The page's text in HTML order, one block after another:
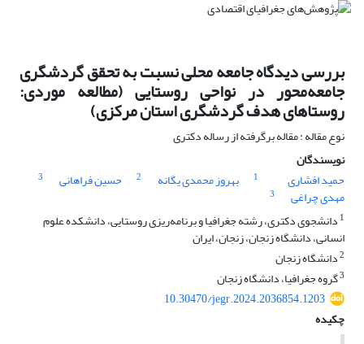
بررسی دیدگاه جامعه محلی نسبت به تحقق گردشگری
جامعه‌محور در نواحی روستایی (مطالعه موردی:
روستاهای هدف گردشگری استان مرکزی)
نوع مقاله : مقاله برگرفته از رساله دکتری
نویسندگان
حمید افشاری
1 بهروز محمدی یگانه 2 حسین فراهانی 3
مهدی چراغی
3
1 دانشجوی دکتری، رشته جغرافیا و برنامه‌ریزی روستایی، دانشکده علوم
انسانی، دانشگاه زنجان، زنجان، ایران
2دانشگاه زنجان
3گروه جغرافیا، دانشگاه زنجان
10.30470/jegr.2024.2036854.1203
چکیده